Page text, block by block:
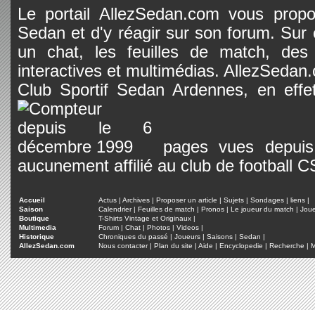
Le portail AllezSedan.com vous
Sedan et d'y réagir sur son forum.
un chat, les feuilles de match, des
interactives et multimédias.
Club Sportif Sedan Ardennes, en
pages vues
aucunement affilié au club de football
Accueil Actus | Archives | Proposer un article | Sujets | Sondages | liens |
Saison
Calendrier| Feuilles de match | Pronos | Le joueur du match |
Boutique
T-Shirts Vintage et Originaux |
Multimedia
Forum | Chat | Photos | Videos |
Historique
Chroniques du passé | Joueurs | Saisons | Sedan |
AllezSedan.com
Nous contacter| Plan du site | Aide | Encyclopedie | Recherche |